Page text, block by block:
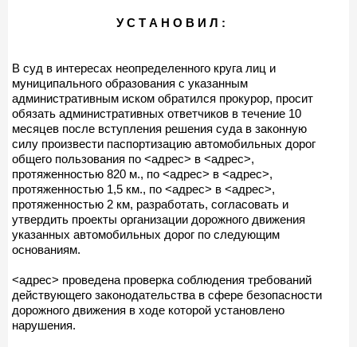
У С Т А Н О В И Л :
В суд в интересах неопределенного круга лиц и
муниципального образования с указанным
административным иском обратился прокурор, просит
обязать административных ответчиков в течение 10
месяцев после вступления решения суда в законную
силу произвести паспортизацию автомобильных дорог
общего пользования по <адрес> в <адрес>,
протяженностью 820 м., по <адрес> в <адрес>,
протяженностью 1,5 км., по <адрес> в <адрес>,
протяженностью 2 км, разработать, согласовать и
утвердить проекты организации дорожного движения
указанных автомобильных дорог по следующим
основаниям.
<адрес> проведена проверка соблюдения требований
действующего законодательства в сфере безопасности
дорожного движения в ходе которой установлено
нарушения.